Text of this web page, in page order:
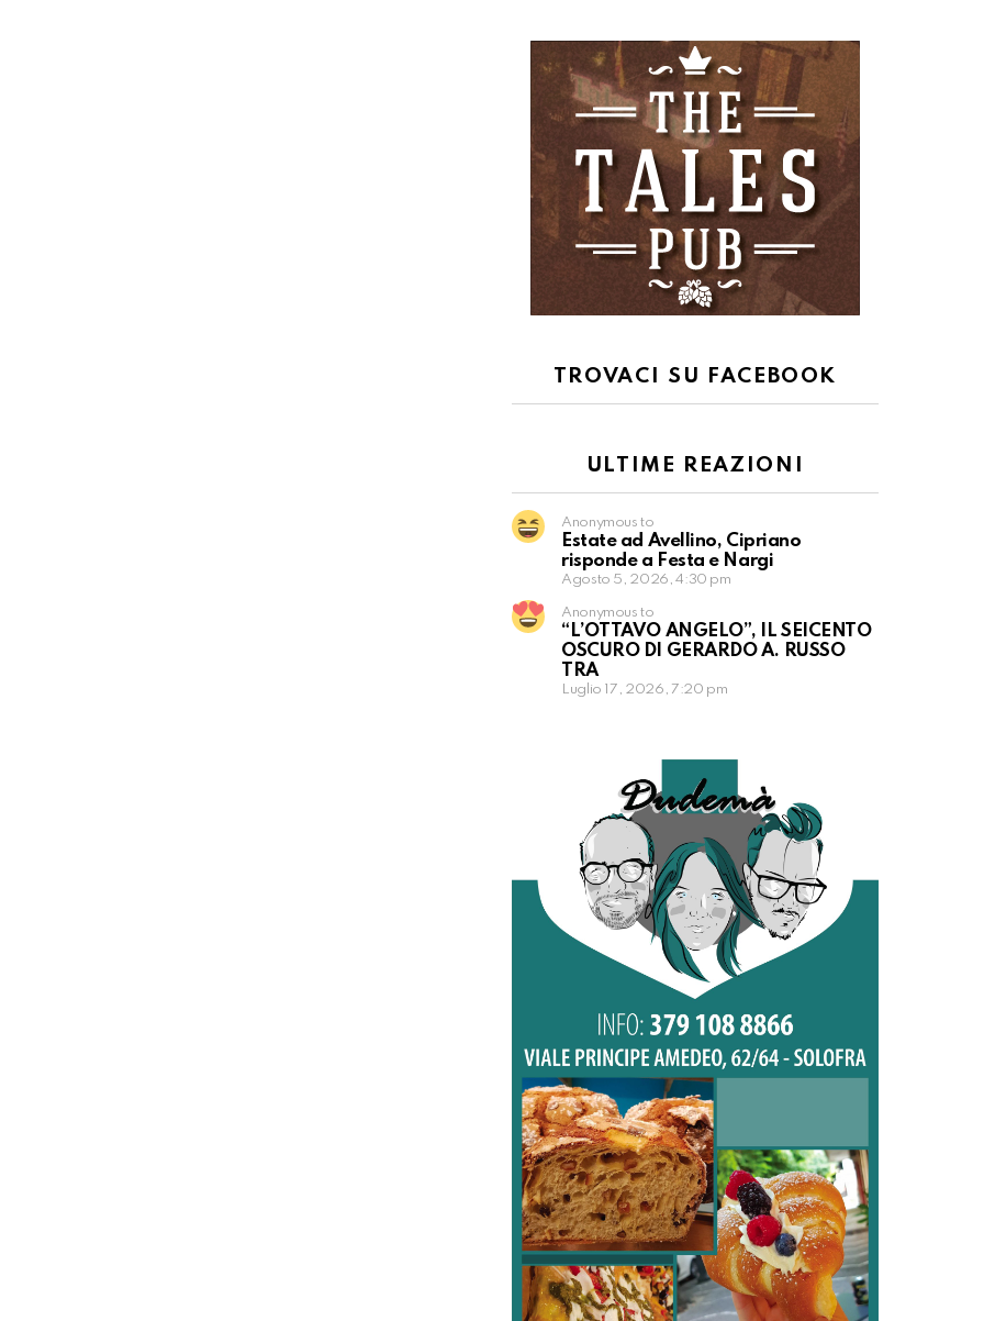
TROVACI SU FACEBOOK
ULTIME REAZIONI
Anonymous to
Estate ad Avellino, Cipriano
risponde a Festa e Nargi
Agosto 5, 2026, 4:30 pm
Anonymous to
“L’OTTAVO ANGELO”, IL SEICENTO
OSCURO DI GERARDO A. RUSSO
TRA
Luglio 17, 2026, 7:20 pm